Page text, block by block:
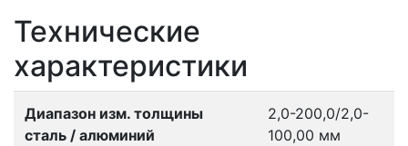
Технические
характеристики
Диапазон изм. толщины
сталь / алюминий
2,0-200,0/2,0-
100,00 мм